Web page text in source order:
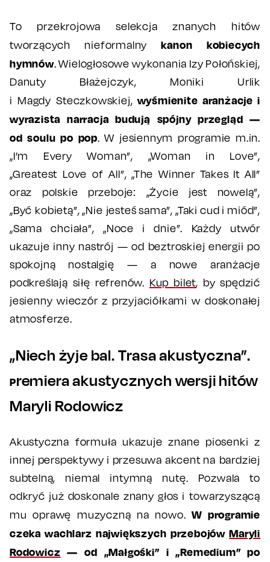
To przekrojowa selekcja znanych hitów
tworzących nieformalnykanon kobiecych
hymnów. Wielogłosowe wykonania Izy Połońskiej,
Danuty Błażejczyk, Moniki Urlik
i Magdy Steczkowskiej,wyśmienite aranżacje i
wyrazista narracja budują spójny przegląd —
od soulu po pop. W jesiennym programie m.in.
„I’m Every Woman”, „Woman in Love”,
„Greatest Love of All”, „The Winner Takes It All”
oraz polskie przeboje: „Życie jest nowelą”,
„Być kobietą”, „Nie jesteś sama”, „Taki cud i miód”,
„Sama chciała”, „Noce i dnie”. Każdy utwór
ukazuje inny nastrój — od beztroskiej energii po
spokojną nostalgię — a nowe aranżacje
podkreślają siłę refrenów. Kup bilet, by spędzić
jesienny wieczór z przyjaciółkami w doskonałej
atmosferze.
„Niech żyje bal. Trasa akustyczna”.
Premiera akustycznych wersji hitów
Maryli Rodowicz
Akustyczna formuła ukazuje znane piosenki z
innej perspektywy i przesuwa akcent na bardziej
subtelną, niemal intymną nutę. Pozwala to
odkryć już doskonale znany głos i towarzyszącą
mu oprawę muzyczną na nowo.W programie
czeka wachlarz największych przebojówMaryli
Rodowicz — od „Małgośki” i „Remedium” po